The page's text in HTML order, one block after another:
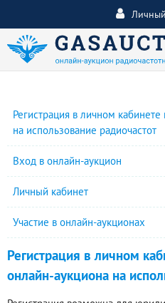
Регистрация в личном
на использование радиочастот
Вход в онлайн-аукцион
Личный кабинет
Участие в онлайн-аукционах
Регистрация в личном
онлайн-аукциона на